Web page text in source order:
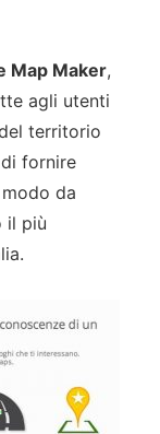
Map Maker,
agli utenti
territorio
fornire
da
il più